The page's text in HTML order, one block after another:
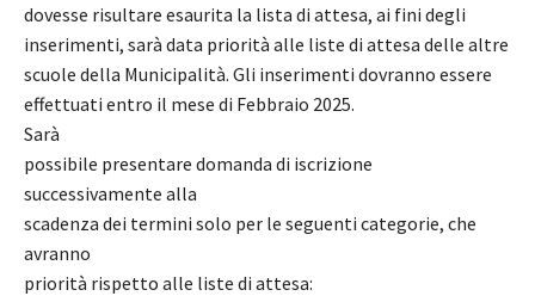
dovesse risultare esaurita la lista di attesa, ai fini degli
inserimenti, sarà data priorità alle liste di attesa delle altre
scuole della Municipalità. Gli inserimenti dovranno essere
effettuati entro il mese di Febbraio 2025.
Sarà
possibile presentare domanda di iscrizione
successivamente alla
scadenza dei termini solo per le seguenti categorie, che
avranno
priorità rispetto alle liste di attesa: